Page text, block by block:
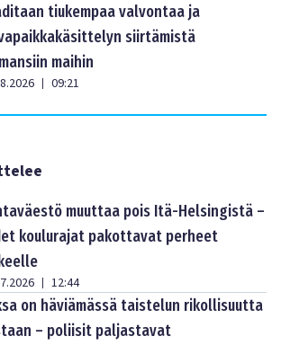
tiukempaa valvontaa ja
siirtämistä
maihin
| 09:21
muuttaa pois Itä-Helsingistä –
koulurajat pakottavat perheet
| 12:44
on häviämässä taistelun rikollisuutta
– poliisit paljastavat